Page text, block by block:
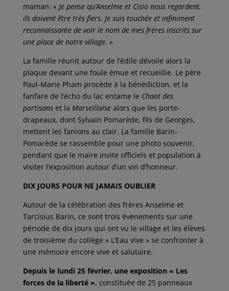
maman: « Je pense qu’Anselme et Cisio nous regardent,
ils doivent être très fiers. Je suis touchée et infiniment
reconnaissante de voir le nom de mes frères inscrits sur
une place de notre village. »
La famille réunit autour de l’édile dévoile alors la
plaque devant une foule émue et recueillie. Le père
Paul-Marie Pham procède à la bénédiction, et la
fanfare de l’écho du lac entame le Chant des
partisans et la Marseillaisealors que les porte-
drapeaux, dont Sylvain Pomarède, fils de Georges,
mettent les fanions au clair. La famille Barin-
Pomarède se rassemble pour une photo souvenir,
pendant que le maire invite officiels et population à
visiter l’exposition autour d’un vin d’honneur.
DIX JOURS POUR NE JAMAIS OUBLIER
Autour de la célébration des frères Anselme et
Tarcisius Barin, ce sont trois évènements sur une
période de dix jours qui ont vu le village et les élèves
de troisième du collège « L’Eau vive » se confronter à
une mémoire encore vive et salutaire.
Depuis le lundi 25 février, une exposition « Les
forces de la liberté », constituée de 25 panneaux